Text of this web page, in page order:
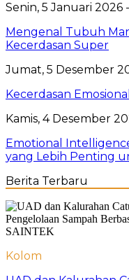
Senin, 5 Januari 2026
Mengenal Tubuh
Kecerdasan Super
Jumat, 5 Desember
Kecerdasan
Kamis, 4 Desember
Emotional
yang Lebih Penting
Berita Terbaru
Kolom